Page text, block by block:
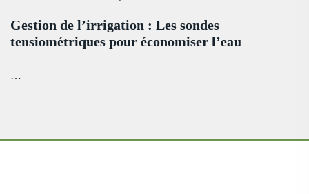
Gestion de l’irrigation : Les sondes
tensiométriques pour économiser l’eau
…